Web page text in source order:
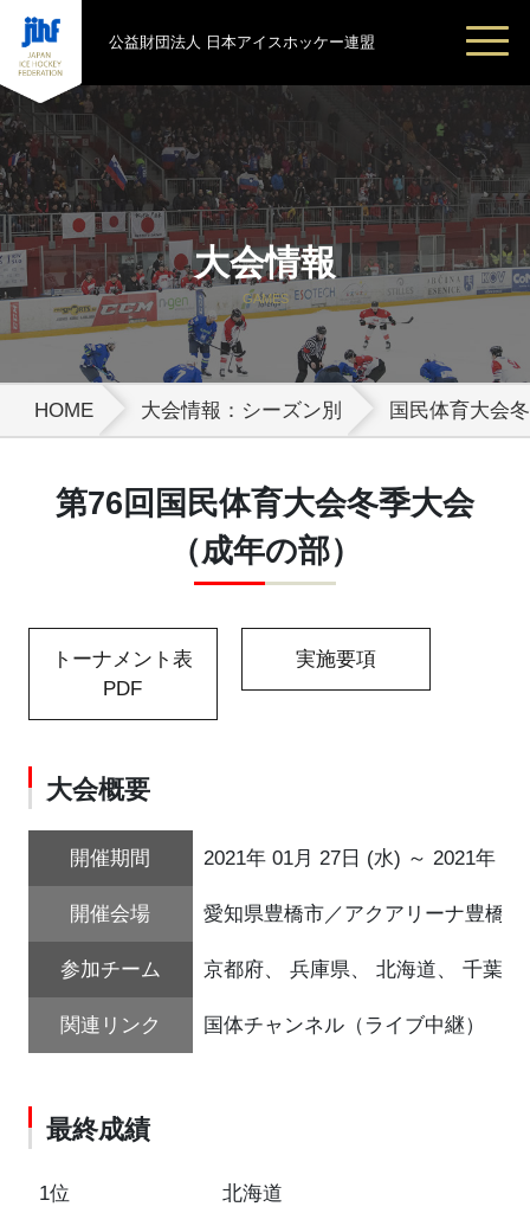
公益財団法人 日本アイスホッケー連盟
大会情報
GAMES
HOME 大会情報：シーズン別 国民体育大会
第76回国民体育大会冬季大会
（成年の部）
トーナメント表
PDF
実施要項
大会概要
開催期間 2021年 01月 27日 (水) ～ 2021年
開催会場 愛知県豊橋市／アクアリーナ豊橋
参加チーム 京都府、 兵庫県、 北海道、 千葉
関連リンク 国体チャンネル（ライブ中継）
最終成績
1位 北海道